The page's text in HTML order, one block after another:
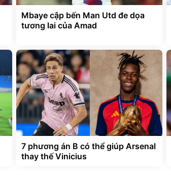
Mbaye cập bến Man Utd đe dọa
tương lai của Amad
7 phương án B có thể giúp Arsenal
thay thế Vinicius